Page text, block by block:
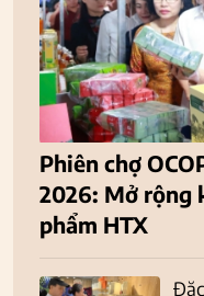
Phiên chợ
2026: Mở rộng
phẩm HTX